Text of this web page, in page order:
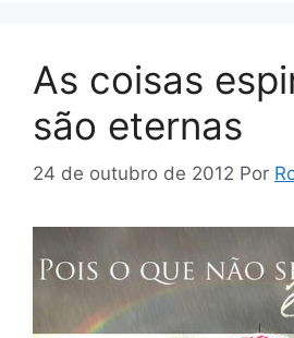
As coisas
são eternas
24 de outubro de 2012 Por